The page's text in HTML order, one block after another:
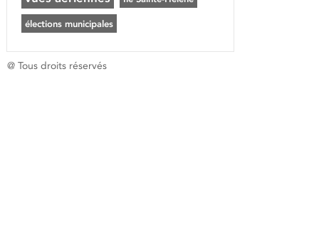
élections municipales
@ Tous droits réservés